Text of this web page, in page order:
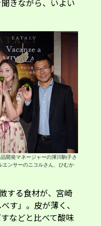
開発マネージャーの渾川駒子さ
ンサーのニコルさん、ひむか
する食材が、宮崎
などと比べて酸味
今回のメニューで
べす」を絞って味